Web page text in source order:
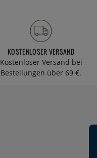
KOSTENLOSER VERSAND
Kostenloser Versand bei
Bestellungen über 69 €.